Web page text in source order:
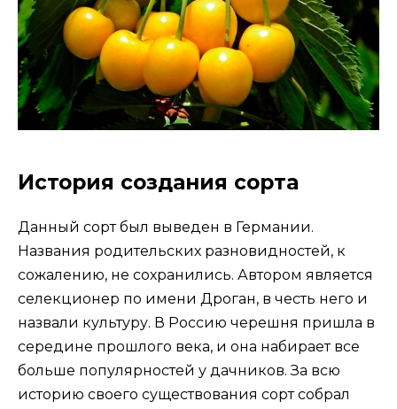
История создания сорта
Данный сорт был выведен в Германии.
Названия родительских разновидностей, к
сожалению, не сохранились. Автором является
селекционер по имени Дроган, в честь него и
назвали культуру. В Россию черешня пришла в
середине прошлого века, и она набирает все
больше популярностей у дачников. За всю
историю своего существования сорт собрал